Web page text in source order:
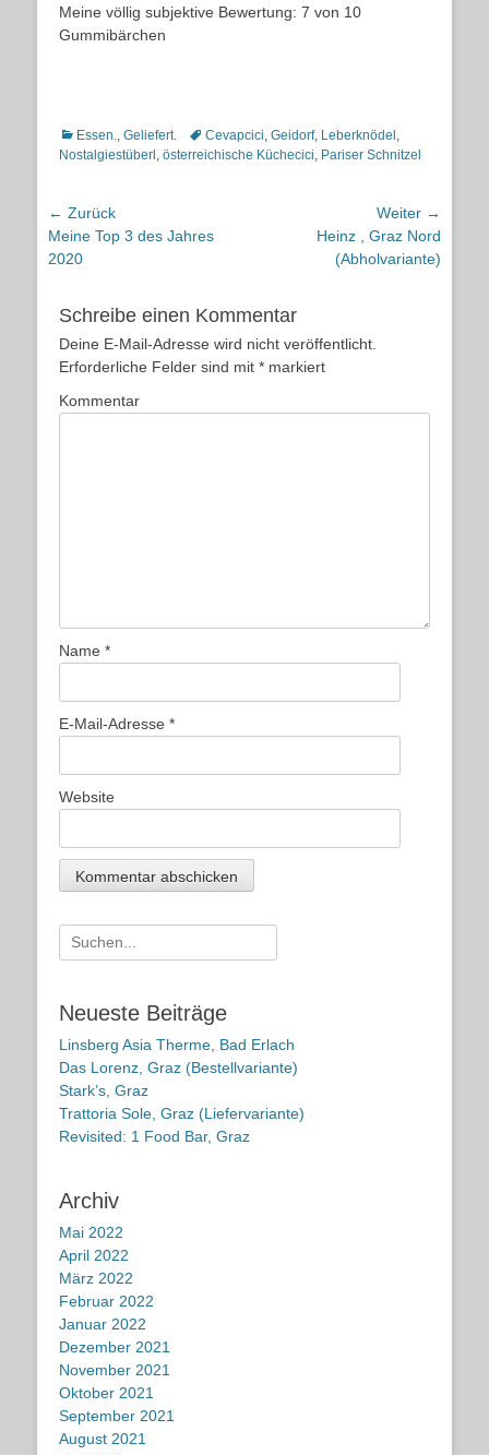
Meine völlig subjektive Bewertung: 7 von 10
Gummibärchen
Kategorien
Essen., Geliefert. Schlagworte
Cevapcici, Geidorf, Leberknödel ,
Nostalgiestüberl , österreichische Küchecici, Pariser Schnitzel
Beitragsnavigation
← Zurück
Vorheriger
Beitrag:
Meine Top 3 des Jahres
2020
Weiter →
Heinz , Graz Nord
(Abholvariante)
Schreibe einen Kommentar
Deine E-Mail-Adresse wird nicht veröffentlicht.
Erforderliche Felder sind mit * markiert
Kommentar
Name *
E-Mail-Adresse *
Website
Suche
nach:
Neueste Beiträge
Linsberg Asia Therme, Bad Erlach
Das Lorenz, Graz (Bestellvariante)
Stark’s, Graz
Trattoria Sole, Graz (Liefervariante)
Revisited: 1 Food Bar, Graz
Archiv
Mai 2022
April 2022
März 2022
Februar 2022
Januar 2022
Dezember 2021
November 2021
Oktober 2021
September 2021
August 2021